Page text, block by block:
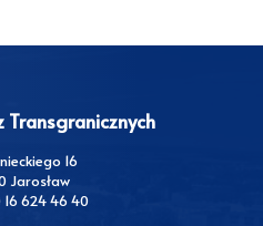
Transgranicznych
16
Jarosław
624 46 40